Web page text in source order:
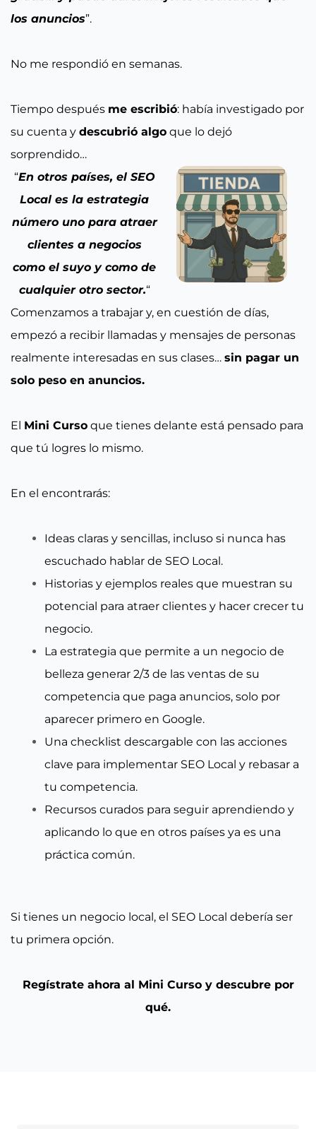
los anuncios”.
No me respondió en semanas.
Tiempo después me escribió: había investigado por
su cuenta y descubrió algo que lo dejó
sorprendido…
“En otros países, el SEO
Local es la estrategia
número uno para atraer
clientes a negocios
como el suyo y como de
cualquier otro sector.“
Comenzamos a trabajar y, en cuestión de días,
empezó a recibir llamadas y mensajes de personas
realmente interesadas en sus clases… sin pagar un
solo peso en anuncios.
El Mini Curso que tienes delante está pensado para
que tú logres lo mismo.
En el encontrarás:
Ideas claras y sencillas, incluso si nunca has
escuchado hablar de SEO Local.
Historias y ejemplos reales que muestran su
potencial para atraer clientes y hacer crecer tu
negocio.
La estrategia que permite a un negocio de
belleza generar 2/3 de las ventas de su
competencia que paga anuncios, solo por
aparecer primero en Google.
Una checklist descargable con las acciones
clave para implementar SEO Local y rebasar a
tu competencia.
Recursos curados para seguir aprendiendo y
aplicando lo que en otros países ya es una
práctica común.
Si tienes un negocio local, el SEO Local debería ser
tu primera opción.
Regístrate ahora al Mini Curso y descubre por
qué.